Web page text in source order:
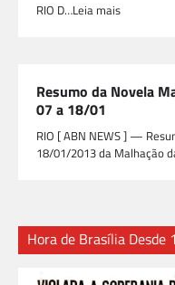
RIO D…Leia mais
Resumo da Novela
07 a 18/01
RIO [ ABN NEWS ] —
18/01/2013 da Malhação
Hora de Brasília Desde